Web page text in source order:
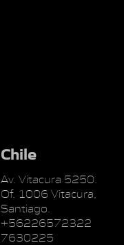
Chile
Av. Vitacura 5250.
Of. 1006 Vitacura,
Santiago.
+56226572322
7630225